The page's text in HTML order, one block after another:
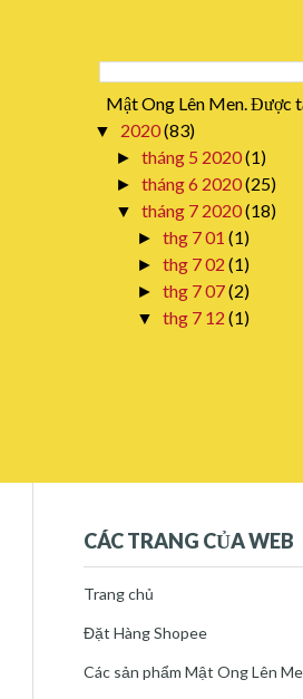
Mật Ong Lên Men. Được
▼ 2020(83)
►tháng 5 2020(1)
►tháng 6 2020(25)
▼tháng 7 2020(18)
►thg 7 01(1)
►thg 7 02(1)
►thg 7 07(2)
▼thg 7 12(1)
thg 7 23
► thg 7 25(1)
► tháng 8 2020
►tháng 9 2020
tháng 10 2020
tháng 11 2020
CÁC TRANG CỦA WEB
Trang chủ
Đặt Hàng Shopee
Các sản phẩm Mật Ong Lên